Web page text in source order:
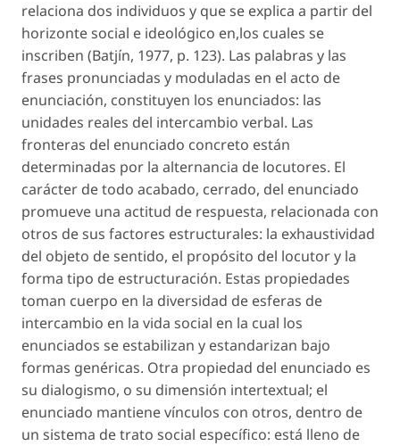
relaciona dos individuos y que se explica a partir del
horizonte social e ideológico en,los cuales se
inscriben (Batjín, 1977, p. 123). Las palabras y las
frases pronunciadas y moduladas en el acto de
enunciación, constituyen los enunciados: las
unidades reales del intercambio verbal. Las
fronteras del enunciado concreto están
determinadas por la alternancia de locutores. El
carácter de todo acabado, cerrado, del enunciado
promueve una actitud de respuesta, relacionada con
otros de sus factores estructurales: la exhaustividad
del objeto de sentido, el propósito del locutor y la
forma tipo de estructuración. Estas propiedades
toman cuerpo en la diversidad de esferas de
intercambio en la vida social en la cual los
enunciados se estabilizan y estandarizan bajo
formas genéricas. Otra propiedad del enunciado es
su dialogismo, o su dimensión intertextual; el
enunciado mantiene vínculos con otros, dentro de
un sistema de trato social específico: está lleno de